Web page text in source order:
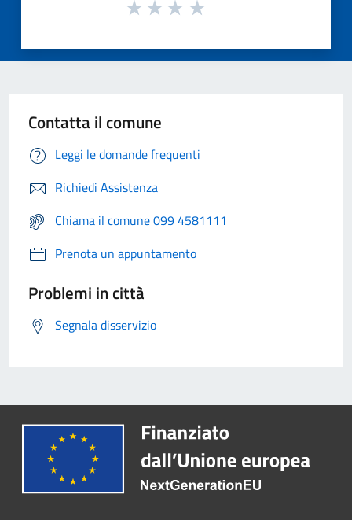
Contatta il comune
Leggi le domande frequenti
Richiedi Assistenza
Chiama il comune 099 4581111
Prenota un appuntamento
Problemi in città
Segnala disservizio